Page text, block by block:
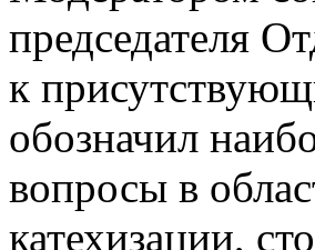
председателя
к
обозначил
вопросы в
катехизации,